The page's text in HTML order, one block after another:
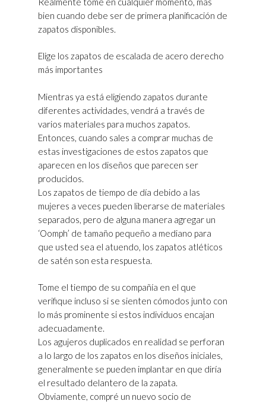
bien cuando debe ser de primera planificación de
zapatos disponibles.
Elige los zapatos de escalada de acero derecho
más importantes
Mientras ya está eligiendo zapatos durante
diferentes actividades, vendrá a través de
varios materiales para muchos zapatos.
Entonces, cuando sales a comprar muchas de
estas investigaciones de estos zapatos que
aparecen en los diseños que parecen ser
producidos.
Los zapatos de tiempo de día debido a las
mujeres a veces pueden liberarse de materiales
separados, pero de alguna manera agregar un
‘Oomph’ de tamaño pequeño a mediano para
que usted sea el atuendo, los zapatos atléticos
de satén son esta respuesta.
Tome el tiempo de su compañía en el que
verifique incluso si se sienten cómodos junto con
lo más prominente si estos individuos encajan
adecuadamente.
Los agujeros duplicados en realidad se perforan
a lo largo de los zapatos en los diseños iniciales,
generalmente se pueden implantar en que diría
el resultado delantero de la zapata.
Obviamente, compré un nuevo socio de